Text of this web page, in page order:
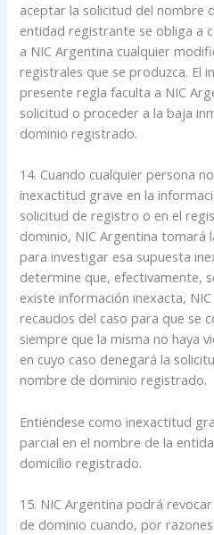
aceptar la solicitud del nombre
entidad registrante se obliga a
a NIC Argentina cualquier
registrales que se produzca. El
presente regla faculta a NIC
solicitud o proceder a la baja
dominio registrado.
14. Cuando cualquier persona
inexactitud grave en la
solicitud de registro o en el
dominio, NIC Argentina tomará
para investigar esa supuesta
determine que, efectivamente,
existe información inexacta,
recaudos del caso para que se
siempre que la misma no haya
en cuyo caso denegará la
nombre de dominio registrado.
Entiéndese como inexactitud
parcial en el nombre de la
domicilio registrado.
15. NIC Argentina podrá
de dominio cuando, por